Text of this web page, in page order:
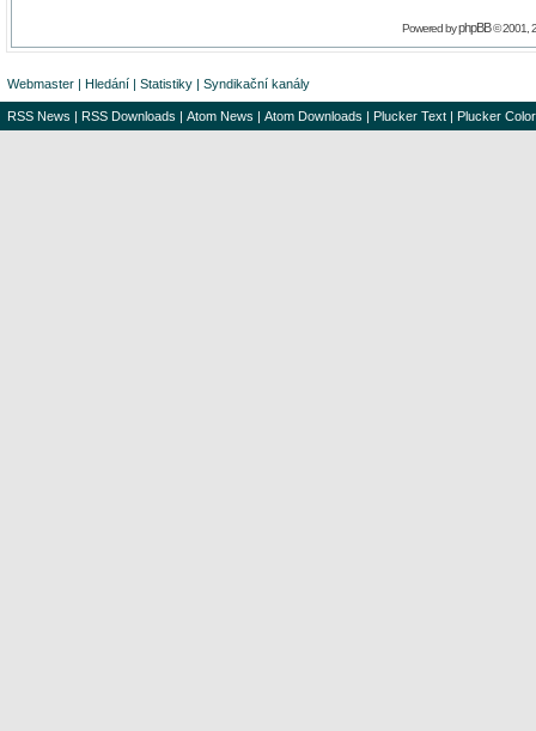
Powered byphpBB© 2001,
Webmaster | Hledání | Statistiky | Syndikační kanály
RSS News | RSS Downloads | Atom News | Atom Downloads | Plucker Text | Plucker Color